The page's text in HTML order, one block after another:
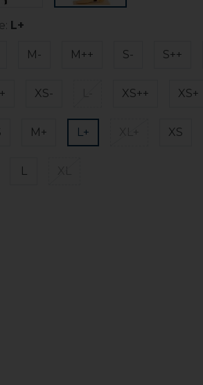
L+
M- M++ S- S++
XS- XS++ XS+
M+ L+ XS
L